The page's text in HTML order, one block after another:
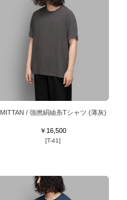
MITTAN / 強撚絹紬糸Tシャツ (薄灰)
￥16,500
[T-41]